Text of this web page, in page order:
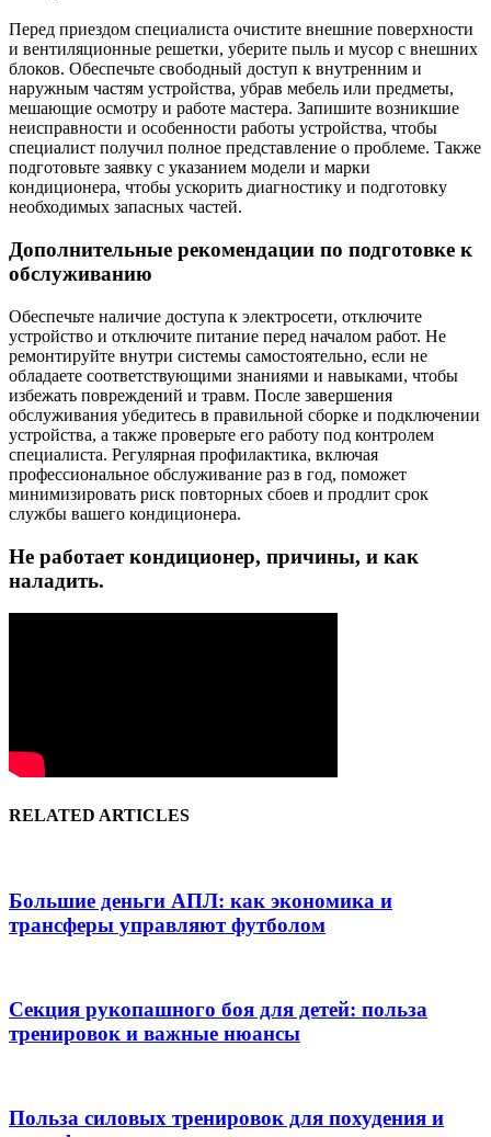
Перед приездом специалиста очистите внешние поверхности
и вентиляционные решетки, уберите пыль и мусор с внешних
блоков. Обеспечьте свободный доступ к внутренним и
наружным частям устройства, убрав мебель или предметы,
мешающие осмотру и работе мастера. Запишите возникшие
неисправности и особенности работы устройства, чтобы
специалист получил полное представление о проблеме. Также
подготовьте заявку с указанием модели и марки
кондиционера, чтобы ускорить диагностику и подготовку
необходимых запасных частей.
Дополнительные рекомендации по подготовке к
обслуживанию
Обеспечьте наличие доступа к электросети, отключите
устройство и отключите питание перед началом работ. Не
ремонтируйте внутри системы самостоятельно, если не
обладаете соответствующими знаниями и навыками, чтобы
избежать повреждений и травм. После завершения
обслуживания убедитесь в правильной сборке и подключении
устройства, а также проверьте его работу под контролем
специалиста. Регулярная профилактика, включая
профессиональное обслуживание раз в год, поможет
минимизировать риск повторных сбоев и продлит срок
службы вашего кондиционера.
Не работает кондиционер, причины, и как
наладить.
RELATED ARTICLES
Большие деньги АПЛ: как экономика и
трансферы управляют футболом
Секция рукопашного боя для детей: польза
тренировок и важные нюансы
Польза силовых тренировок для похудения и